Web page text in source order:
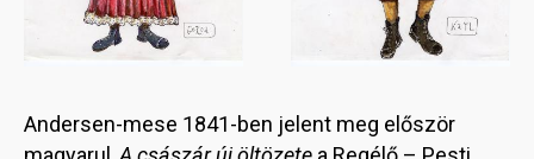
Andersen-mese 1841-ben jelent meg először